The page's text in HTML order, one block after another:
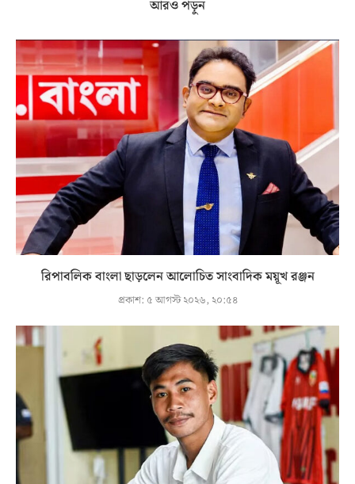
আরও পড়ুন
রিপাবলিক বাংলা ছাড়লেন আলোচিত সাংবাদিক ময়ূখ রঞ্জন
প্রকাশ: ৫ আগস্ট ২০২৬, ২০:৫৪